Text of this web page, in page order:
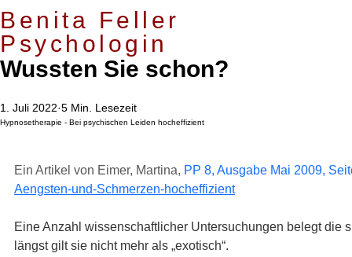
Benita Feller
Psychologin
Wussten Sie schon?
Hypnosetherapie - Bei psychischen Leiden hocheffizient
1. Juli 2022 5 Min. Lesezeit
Ein Artikel von Eimer, Martina, PP 8, Ausgabe Mai 2009,
Aengsten-und-Schmerzen-hocheffizient
Eine Anzahl wissenschaftlicher Untersuchungen belegt
längst gilt sie nicht mehr als „exotisch“.